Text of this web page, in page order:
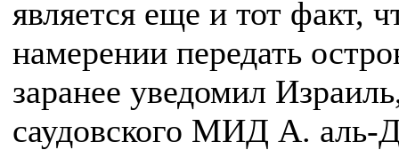
является еще и тот факт,
намерении передать
заранее уведомил
саудовского МИД А. аль-